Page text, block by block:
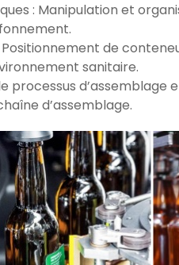
: Manipulation et
de
sanitaire.
processus
d’assemblage.